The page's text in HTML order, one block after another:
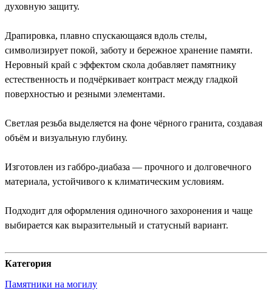
духовную защиту.
Драпировка, плавно спускающаяся вдоль стелы,
символизирует покой, заботу и бережное хранение памяти.
Неровный край с эффектом скола добавляет памятнику
естественность и подчёркивает контраст между гладкой
поверхностью и резными элементами.
Светлая резьба выделяется на фоне чёрного гранита, создавая
объём и визуальную глубину.
Изготовлен из габбро-диабаза — прочного и долговечного
материала, устойчивого к климатическим условиям.
Подходит для оформления одиночного захоронения и чаще
выбирается как выразительный и статусный вариант.
Категория
Памятники на могилу